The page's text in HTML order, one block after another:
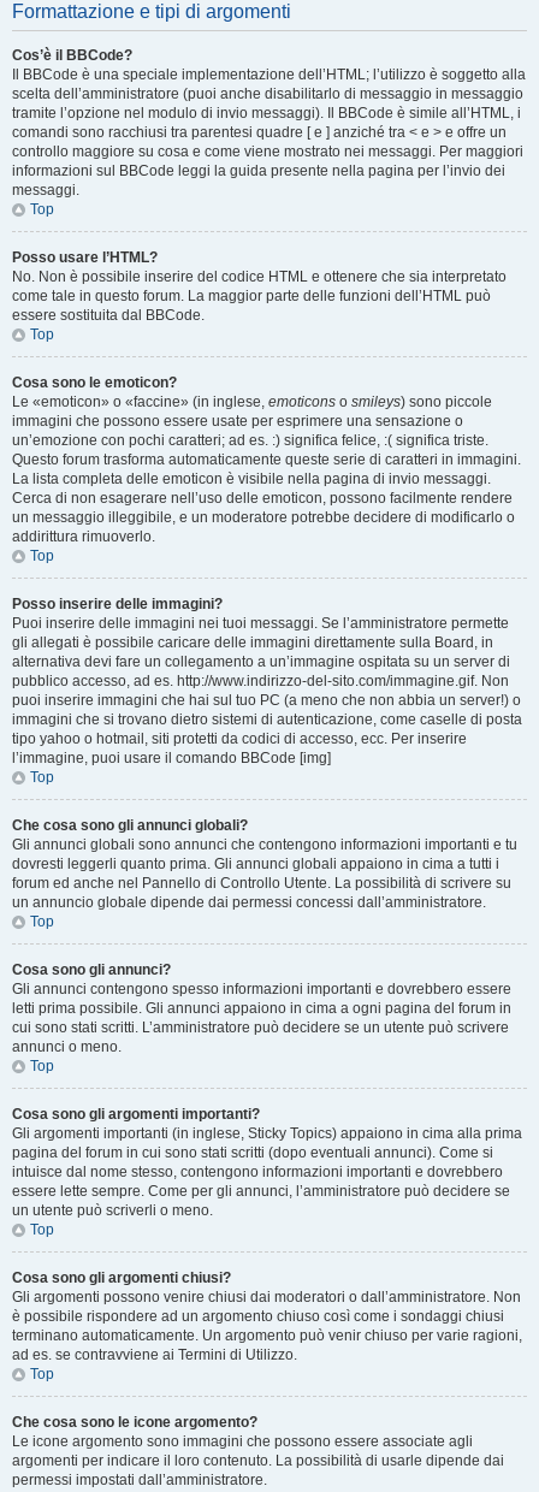
Formattazione e tipi di argomenti
Cos’è il BBCode?
Il BBCode è una speciale implementazione dell’HTML; l’utilizzo è soggetto alla
scelta dell’amministratore (puoi anche disabilitarlo di messaggio in messaggio
tramite l’opzione nel modulo di invio messaggi). Il BBCode è simile all’HTML, i
comandi sono racchiusi tra parentesi quadre [ e ] anziché tra < e > e offre un
controllo maggiore su cosa e come viene mostrato nei messaggi. Per maggiori
informazioni sul BBCode leggi la guida presente nella pagina per l’invio dei
messaggi.
Top
Posso usare l’HTML?
No. Non è possibile inserire del codice HTML e ottenere che sia interpretato
come tale in questo forum. La maggior parte delle funzioni dell’HTML può
essere sostituita dal BBCode.
Top
Cosa sono le emoticon?
Le «emoticon» o «faccine» (in inglese, emoticons o smileys) sono piccole
immagini che possono essere usate per esprimere una sensazione o
un’emozione con pochi caratteri; ad es. :) significa felice, :( significa triste.
Questo forum trasforma automaticamente queste serie di caratteri in immagini.
La lista completa delle emoticon è visibile nella pagina di invio messaggi.
Cerca di non esagerare nell’uso delle emoticon, possono facilmente rendere
un messaggio illeggibile, e un moderatore potrebbe decidere di modificarlo o
addirittura rimuoverlo.
Top
Posso inserire delle immagini?
Puoi inserire delle immagini nei tuoi messaggi. Se l’amministratore permette
gli allegati è possibile caricare delle immagini direttamente sulla Board, in
alternativa devi fare un collegamento a un’immagine ospitata su un server di
pubblico accesso, ad es. http://www.indirizzo-del-sito.com/immagine.gif. Non
puoi inserire immagini che hai sul tuo PC (a meno che non abbia un server!) o
immagini che si trovano dietro sistemi di autenticazione, come caselle di posta
tipo yahoo o hotmail, siti protetti da codici di accesso, ecc. Per inserire
l’immagine, puoi usare il comando BBCode [img]
Top
Che cosa sono gli annunci globali?
Gli annunci globali sono annunci che contengono informazioni importanti e tu
dovresti leggerli quanto prima. Gli annunci globali appaiono in cima a tutti i
forum ed anche nel Pannello di Controllo Utente. La possibilità di scrivere su
un annuncio globale dipende dai permessi concessi dall’amministratore.
Top
Cosa sono gli annunci?
Gli annunci contengono spesso informazioni importanti e dovrebbero essere
letti prima possibile. Gli annunci appaiono in cima a ogni pagina del forum in
cui sono stati scritti. L’amministratore può decidere se un utente può scrivere
annunci o meno.
Top
Cosa sono gli argomenti importanti?
Gli argomenti importanti (in inglese, Sticky Topics) appaiono in cima alla prima
pagina del forum in cui sono stati scritti (dopo eventuali annunci). Come si
intuisce dal nome stesso, contengono informazioni importanti e dovrebbero
essere lette sempre. Come per gli annunci, l’amministratore può decidere se
un utente può scriverli o meno.
Top
Cosa sono gli argomenti chiusi?
Gli argomenti possono venire chiusi dai moderatori o dall’amministratore. Non
è possibile rispondere ad un argomento chiuso così come i sondaggi chiusi
terminano automaticamente. Un argomento può venir chiuso per varie ragioni,
ad es. se contravviene ai Termini di Utilizzo.
Top
Che cosa sono le icone argomento?
Le icone argomento sono immagini che possono essere associate agli
argomenti per indicare il loro contenuto. La possibilità di usarle dipende dai
permessi impostati dall’amministratore.